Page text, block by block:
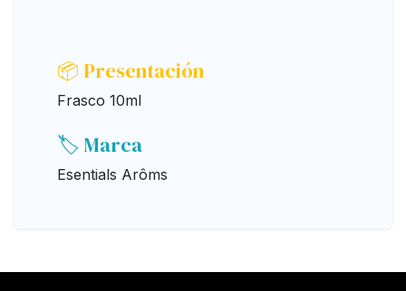
📦 Presentación
Frasco 10ml
🏷️ Marca
Esentials Arôms